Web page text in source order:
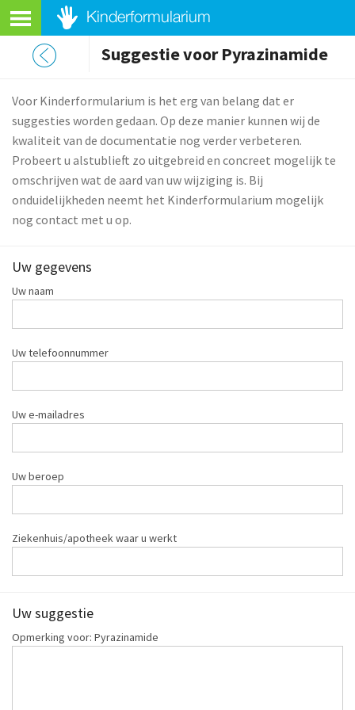
Suggestie voor Pyrazinamide
Voor Kinderformularium is het erg van belang dat er
suggesties worden gedaan. Op deze manier kunnen wij de
kwaliteit van de documentatie nog verder verbeteren.
Probeert u alstublieft zo uitgebreid en concreet mogelijk te
omschrijven wat de aard van uw wijziging is. Bij
onduidelijkheden neemt het Kinderformularium mogelijk
nog contact met u op.
Uw gegevens
Uw naam
Uw telefoonnummer
Uw e-mailadres
Uw beroep
Ziekenhuis/apotheek waar u werkt
Uw suggestie
Opmerking voor: Pyrazinamide